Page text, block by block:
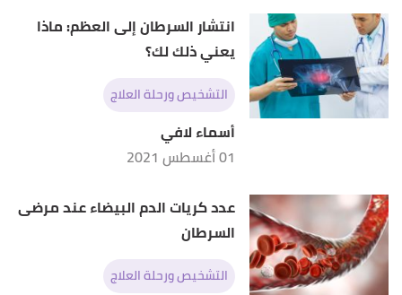
انتشار السرطان إلى العظم: ماذا
يعني ذلك لك؟
التشخيص ورحلة العلاج
أسماء لافي
01 أغسطس 2021
عدد كريات الدم البيضاء عند مرضى
السرطان
التشخيص ورحلة العلاج